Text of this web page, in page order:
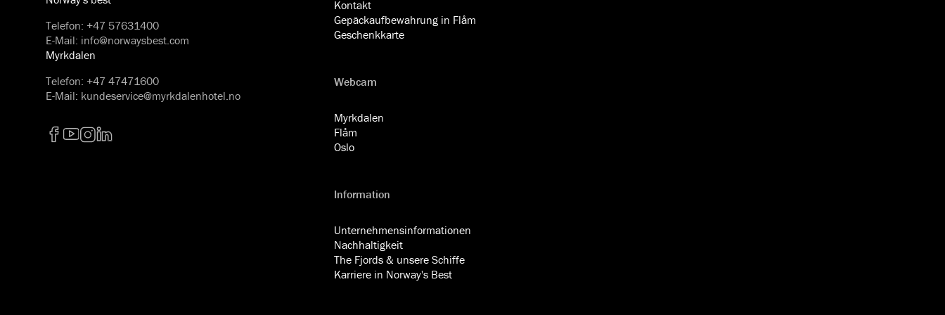
Telefon: +47 57631400
E-Mail: info@norwaysbest.com
Myrkdalen
Telefon: +47 47471600
E-Mail: kundeservice@myrkdalenhotel.no
Kontakt
Gepäckaufbewahrung in Flåm
Geschenkkarte
Webcam
Myrkdalen
Flåm
Oslo
Information
Unternehmensinformationen
Nachhaltigkeit
The Fjords & unsere Schiffe
Karriere in Norway's Best